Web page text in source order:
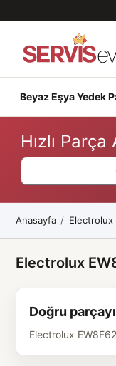
Beyaz Eşya Yedek
Hızlı Parça
Anasayfa Electrolux
Electrolux
Doğru
Electrolux